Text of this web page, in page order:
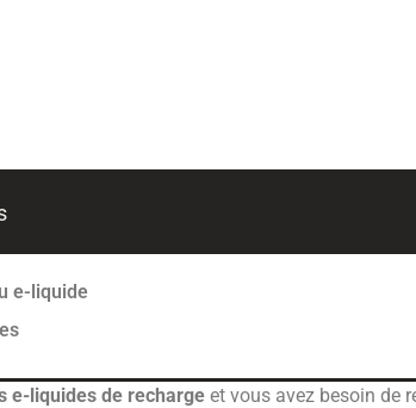
e-liquide
e-liquides de recharge et vous avez besoin de